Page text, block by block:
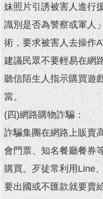
館
民
互
動
活
動
主
館
回
首
頁
妹照片引誘被害人進行
識別是否為警察或軍人
術，要求被害人去操作
建議民眾不要輕易在網
聽信陌生人指示購買遊
當。
(四)網路購物詐騙：
詐騙集團在網路上販賣
會門票、知名餐廳餐券
購買。歹徒常利用Line
要出國或不匯款就要賣